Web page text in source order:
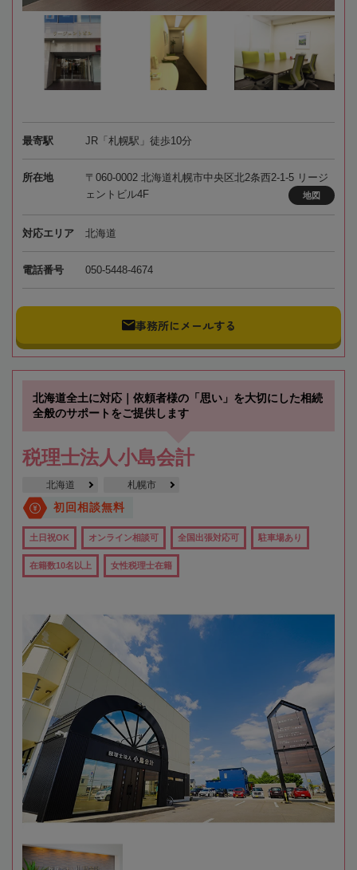
最寄駅 JR「札幌駅」徒歩10分
所在地
〒060-0002 北海道札幌市中央区北2条西2-1-5 リージ
ェントビル4F
地図
対応エリア 北海道
電話番号 050-5448-4674
事務所にメールする
北海道全土に対応｜依頼者様の「思い」を大切にした相続
全般のサポートをご提供します
税理士法人小島会計
北海道 札幌市
初回相談無料
土日祝OK オンライン相談可 全国出張対応可 駐車場あり
在籍数10名以上 女性税理士在籍